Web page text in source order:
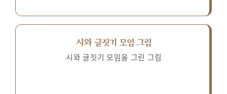
시와 글짓기 모임 그림
시와 글짓기 모임을 그린 그림